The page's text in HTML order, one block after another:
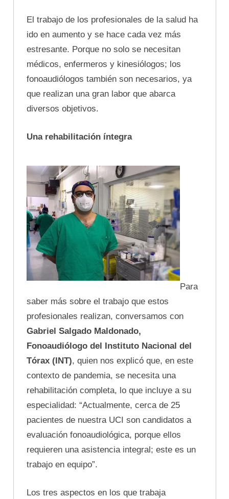
El trabajo de los profesionales de la salud ha
ido en aumento y se hace cada vez más
estresante. Porque no solo se necesitan
médicos, enfermeros y kinesiólogos; los
fonoaudiólogos también son necesarios, ya
que realizan una gran labor que abarca
diversos objetivos.
Una rehabilitación íntegra
Para
saber más sobre el trabajo que estos
profesionales realizan, conversamos con
Gabriel Salgado Maldonado,
Fonoaudiólogo del Instituto Nacional del
Tórax (INT), quien nos explicó que, en este
contexto de pandemia, se necesita una
rehabilitación completa, lo que incluye a su
especialidad: “Actualmente, cerca de 25
pacientes de nuestra UCI son candidatos a
evaluación fonoaudiológica, porque ellos
requieren una asistencia integral; este es un
trabajo en equipo”.
Los tres aspectos en los que trabaja